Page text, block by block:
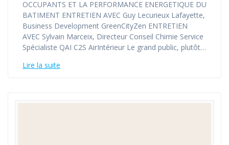
OCCUPANTS ET LA PERFORMANCE ENERGETIQUE DU
BATIMENT ENTRETIEN AVEC Guy Lecurieux Lafayette,
Business Development GreenCityZen ENTRETIEN
AVEC Sylvain Marceix, Directeur Conseil Chimie Service
Spécialiste QAI C2S AirIntérieur Le grand public, plutôt…
Lire la suite